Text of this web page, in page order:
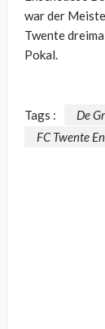
war der
Twente
Pokal.
Tags : De
FC Twente